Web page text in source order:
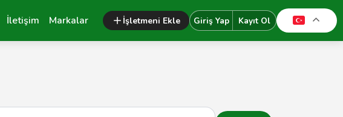
İletişim Markalar İşletmeni Ekle Giriş Yap Kayıt Ol